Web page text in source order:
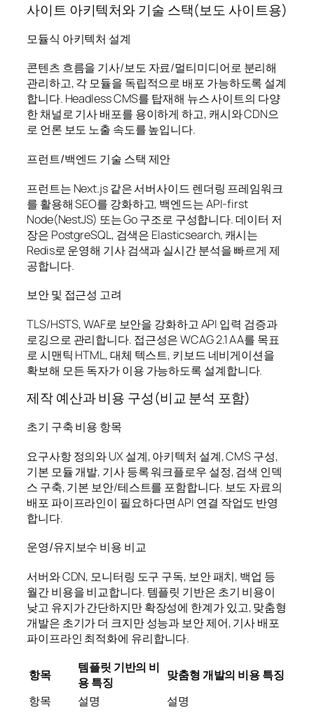
사이트 아키텍처와 기술 스택(보도 사이트용)
모듈식 아키텍처 설계
콘텐츠 흐름을 기사/보도 자료/멀티미디어로 분리해
관리하고, 각 모듈을 독립적으로 배포 가능하도록 설계
합니다. Headless CMS를 탑재해 뉴스 사이트의 다양
한 채널로 기사 배포를 용이하게 하고, 캐시와 CDN으
로 언론 보도 노출 속도를 높입니다.
프런트/백엔드 기술 스택 제안
프런트는 Next.js 같은 서버사이드 렌더링 프레임워크
를 활용해 SEO를 강화하고, 백엔드는 API-first
Node(NestJS) 또는 Go 구조로 구성합니다. 데이터 저
장은 PostgreSQL, 검색은 Elasticsearch, 캐시는
Redis로 운영해 기사 검색과 실시간 분석을 빠르게 제
공합니다.
보안 및 접근성 고려
TLS/HSTS, WAF로 보안을 강화하고 API 입력 검증과
로깅으로 관리합니다. 접근성은 WCAG 2.1 AA를 목표
로 시맨틱 HTML, 대체 텍스트, 키보드 네비게이션을
확보해 모든 독자가 이용 가능하도록 설계합니다.
제작 예산과 비용 구성(비교 분석 포함)
초기 구축 비용 항목
요구사항 정의와 UX 설계, 아키텍처 설계, CMS 구성,
기본 모듈 개발, 기사 등록 워크플로우 설정, 검색 인덱
스 구축, 기본 보안/테스트를 포함합니다. 보도 자료의
배포 파이프라인이 필요하다면 API 연결 작업도 반영
합니다.
운영/유지보수 비용 비교
서버와 CDN, 모니터링 도구 구독, 보안 패치, 백업 등
월간 비용을 비교합니다. 템플릿 기반은 초기 비용이
낮고 유지가 간단하지만 확장성에 한계가 있고, 맞춤형
개발은 초기가 더 크지만 성능과 보안 제어, 기사 배포
파이프라인 최적화에 유리합니다.
항목
템플릿 기반의 비
용 특징
맞춤형 개발의 비용 특징
항목
설명
설명